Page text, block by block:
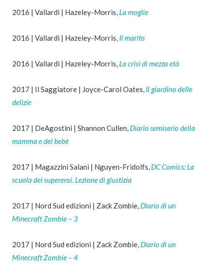
2016 | Vallardi | Hazeley-Morris, La moglie
2016 | Vallardi | Hazeley-Morris, Il marito
2016 | Vallardi | Hazeley-Morris, La crisi di mezza età
2017 | Il Saggiatore | Joyce-Carol Oates, Il giardino delle
delizie
2017 | DeAgostini | Shannon Cullen, Diario semiserio della
mamma e del bebè
2017 | Magazzini Salani | Nguyen-Fridolfs, DC Comics: La
scuola dei supereroi. Lezione di giustizia
2017 | Nord Sud edizioni | Zack Zombie, Diario di un
Minecraft Zombie – 3
2017 | Nord Sud edizioni | Zack Zombie, Diario di un
Minecraft Zombie – 4